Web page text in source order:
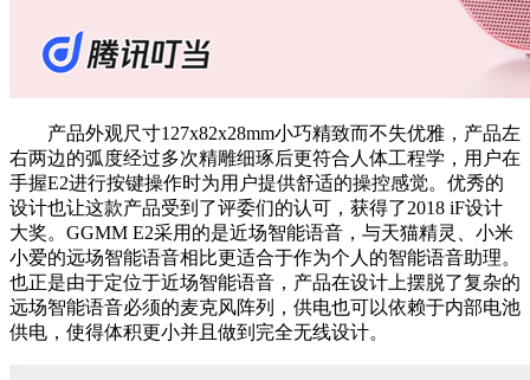
产品外观尺寸127x82x28mm小巧精致而不失优雅，产品左
右两边的弧度经过多次精雕细琢后更符合人体工程学，用户在
手握E2进行按键操作时为用户提供舒适的操控感觉。优秀的
设计也让这款产品受到了评委们的认可，获得了2018 iF设计
大奖。GGMM E2采用的是近场智能语音，与天猫精灵、小米
小爱的远场智能语音相比更适合于作为个人的智能语音助理。
也正是由于定位于近场智能语音，产品在设计上摆脱了复杂的
远场智能语音必须的麦克风阵列，供电也可以依赖于内部电池
供电，使得体积更小并且做到完全无线设计。